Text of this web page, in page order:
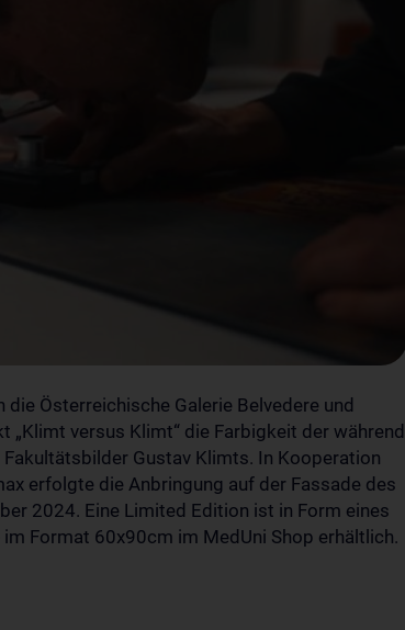
Datenschutzerklärung
Österreichische Galerie Belvedere und
versus Klimt“ die Farbigkeit der während
Gustav Klimts. In Kooperation
erfolgte die Anbringung auf der Fassade des
2024. Eine Limited Edition ist in Form eines
Format 60x90cm im MedUni Shop erhältlich.